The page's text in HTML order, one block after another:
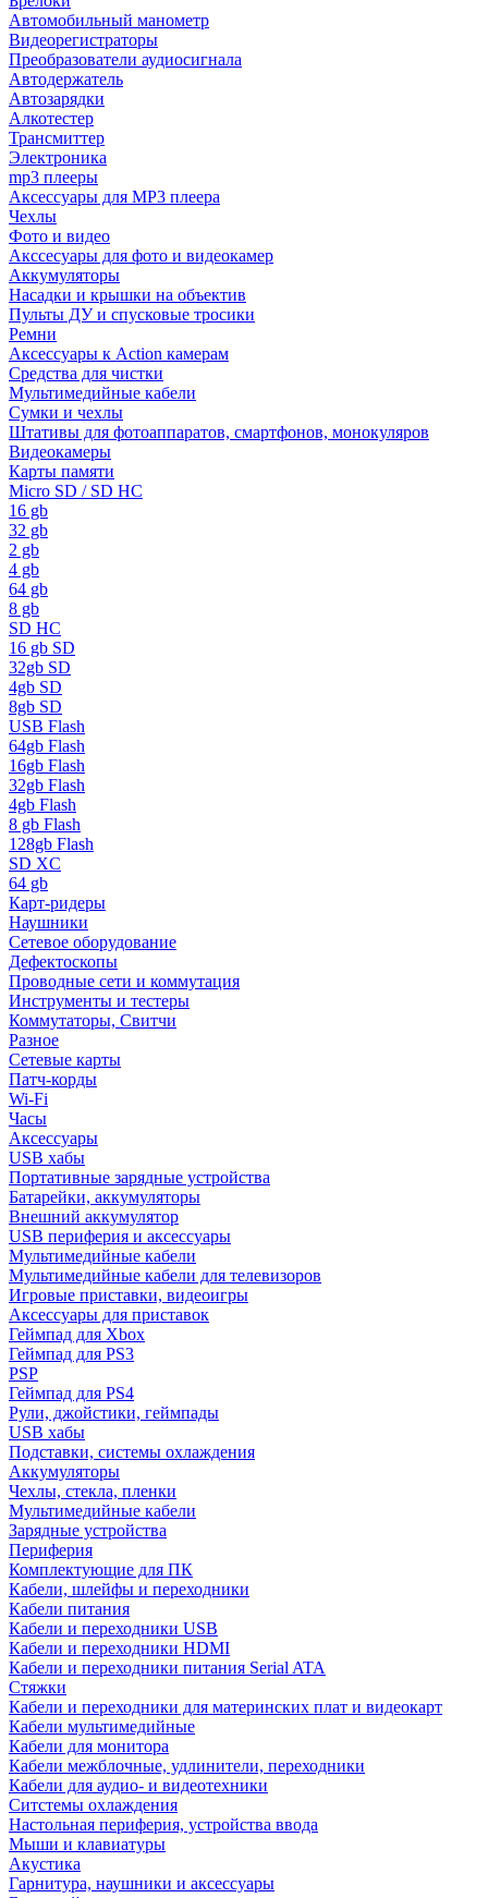
Автомобильный манометр
Видеорегистраторы
Преобразователи аудиосигнала
Автодержатель
Автозарядки
Алкотестер
Трансмиттер
Электроника
mp3 плееры
Аксессуары для MP3 плеера
Чехлы
Фото и видео
Акссесуары для фото и видеокамер
Аккумуляторы
Насадки и крышки на объектив
Пульты ДУ и спусковые тросики
Ремни
Аксессуары к Action камерам
Средства для чистки
Мультимедийные кабели
Сумки и чехлы
Штативы для фотоаппаратов, смартфонов, монокуляров
Видеокамеры
Карты памяти
Micro SD / SD HC
16 gb
32 gb
2 gb
4 gb
64 gb
8 gb
SD HC
16 gb SD
32gb SD
4gb SD
8gb SD
USB Flash
64gb Flash
16gb Flash
32gb Flash
4gb Flash
8 gb Flash
128gb Flash
SD XC
64 gb
Карт-ридеры
Наушники
Сетевое оборудование
Дефектоскопы
Проводные сети и коммутация
Инструменты и тестеры
Коммутаторы, Свитчи
Разное
Сетевые карты
Патч-корды
Wi-Fi
Часы
Аксессуары
USB хабы
Портативные зарядные устройства
Батарейки, аккумуляторы
Внешний аккумулятор
USB периферия и аксессуары
Мультимедийные кабели
Мультимедийные кабели для телевизоров
Игровые приставки, видеоигры
Аксессуары для приставок
Геймпад для Xbox
Геймпад для PS3
PSP
Геймпад для PS4
Рули, джойстики, геймпады
USB хабы
Подставки, системы охлаждения
Аккумуляторы
Чехлы, стекла, пленки
Мультимедийные кабели
Зарядные устройства
Периферия
Комплектующие для ПК
Кабели, шлейфы и переходники
Кабели питания
Кабели и переходники USB
Кабели и переходники HDMI
Кабели и переходники питания Serial ATA
Стяжки
Кабели и переходники для материнских плат и видеокарт
Кабели мультимедийные
Кабели для монитора
Кабели межблочные, удлинители, переходники
Кабели для аудио- и видеотехники
Ситстемы охлаждения
Настольная периферия, устройства ввода
Мыши и клавиатуры
Акустика
Гарнитура, наушники и аксессуары